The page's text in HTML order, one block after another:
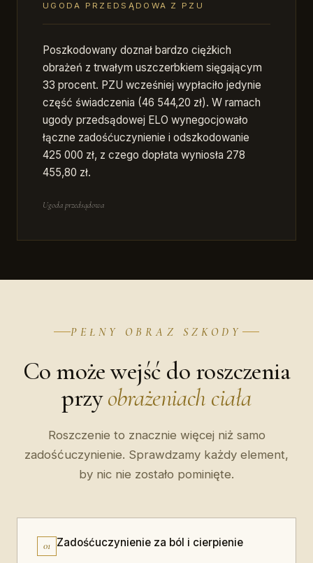
UGODA PRZEDSĄDOWA Z PZU
Poszkodowany doznał bardzo ciężkich
obrażeń z trwałym uszczerbkiem sięgającym
33 procent. PZU wcześniej wypłaciło jedynie
część świadczenia (46 544,20 zł). W ramach
ugody przedsądowej ELO wynegocjowało
łączne zadośćuczynienie i odszkodowanie
425 000 zł, z czego dopłata wyniosła 278
455,80 zł.
Ugoda przedsądowa
PEŁNY OBRAZ SZKODY
Co może wejść do roszczenia
przyobrażeniach ciała
Roszczenie to znacznie więcej niż samo
zadośćuczynienie. Sprawdzamy każdy element,
by nic nie zostało pominięte.
01 Zadośćuczynienie za ból i cierpienie